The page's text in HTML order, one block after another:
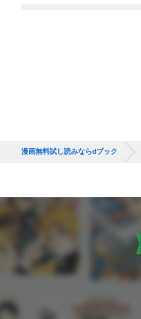
漫画無料試し読みならdブック